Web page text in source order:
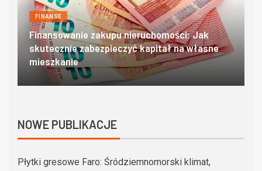
FINANSE
Domki w zakopanem – poznaj góralski klimat w
najlepszym wydaniu
NOWE PUBLIKACJE
Płytki gresowe Faro: Śródziemnomorski klimat,